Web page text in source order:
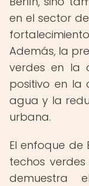
en el sector
Además, la
verdes en la
positivo en la
agua y la
urbana.
El enfoque de
techos
demuestra